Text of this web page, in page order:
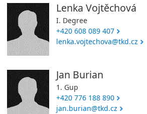
Lenka Vojtěchová
I. Degree
+420 608 089 407
lenka.vojtechova@tkd.cz
Jan Burian
1. Gup
+420 776 188 890
jan.burian@tkd.cz